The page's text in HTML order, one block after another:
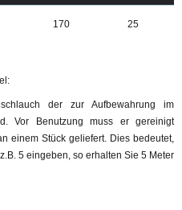
170 25
der zur Aufbewahrung im
Vor Benutzung muss er gereinigt
einem Stück geliefert. Dies bedeutet,
5 eingeben, so erhalten Sie 5 Meter